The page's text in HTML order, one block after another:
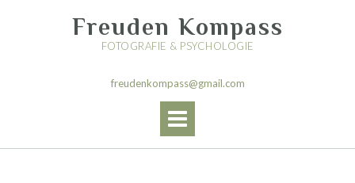
Freuden Kompass
FOTOGRAFIE & PSYCHOLOGIE
freudenkompass@gmail.com